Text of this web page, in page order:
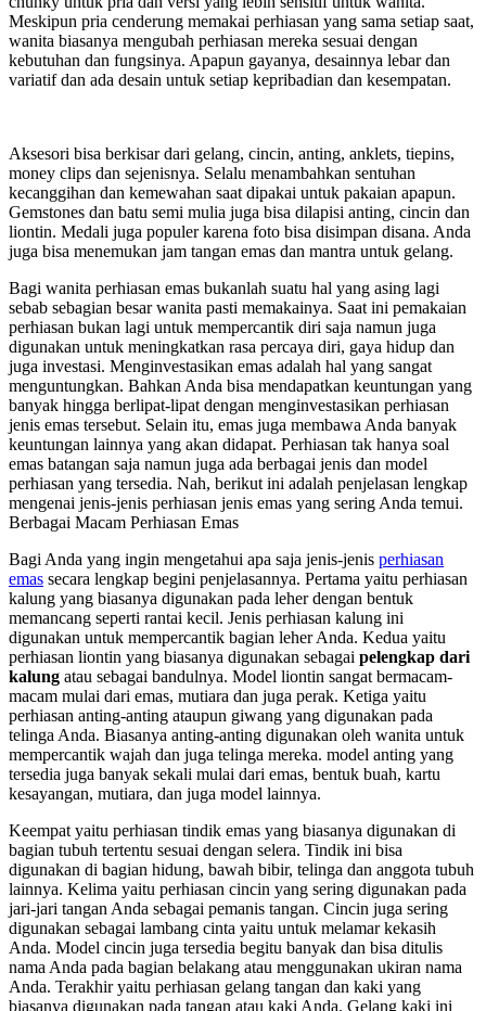
Meskipun pria cenderung memakai perhiasan yang sama setiap saat,
wanita biasanya mengubah perhiasan mereka sesuai dengan
kebutuhan dan fungsinya. Apapun gayanya, desainnya lebar dan
variatif dan ada desain untuk setiap kepribadian dan kesempatan.
Aksesori bisa berkisar dari gelang, cincin, anting, anklets, tiepins,
money clips dan sejenisnya. Selalu menambahkan sentuhan
kecanggihan dan kemewahan saat dipakai untuk pakaian apapun.
Gemstones dan batu semi mulia juga bisa dilapisi anting, cincin dan
liontin. Medali juga populer karena foto bisa disimpan disana. Anda
juga bisa menemukan jam tangan emas dan mantra untuk gelang.
Bagi wanita perhiasan emas bukanlah suatu hal yang asing lagi
sebab sebagian besar wanita pasti memakainya. Saat ini pemakaian
perhiasan bukan lagi untuk mempercantik diri saja namun juga
digunakan untuk meningkatkan rasa percaya diri, gaya hidup dan
juga investasi. Menginvestasikan emas adalah hal yang sangat
menguntungkan. Bahkan Anda bisa mendapatkan keuntungan yang
banyak hingga berlipat-lipat dengan menginvestasikan perhiasan
jenis emas tersebut. Selain itu, emas juga membawa Anda banyak
keuntungan lainnya yang akan didapat. Perhiasan tak hanya soal
emas batangan saja namun juga ada berbagai jenis dan model
perhiasan yang tersedia. Nah, berikut ini adalah penjelasan lengkap
mengenai jenis-jenis perhiasan jenis emas yang sering Anda temui.
Berbagai Macam Perhiasan Emas
Bagi Anda yang ingin mengetahui apa saja jenis-jenis perhiasan
emas secara lengkap begini penjelasannya. Pertama yaitu perhiasan
kalung yang biasanya digunakan pada leher dengan bentuk
memancang seperti rantai kecil. Jenis perhiasan kalung ini
digunakan untuk mempercantik bagian leher Anda. Kedua yaitu
perhiasan liontin yang biasanya digunakan sebagai pelengkap dari
kalung atau sebagai bandulnya. Model liontin sangat bermacam-
macam mulai dari emas, mutiara dan juga perak. Ketiga yaitu
perhiasan anting-anting ataupun giwang yang digunakan pada
telinga Anda. Biasanya anting-anting digunakan oleh wanita untuk
mempercantik wajah dan juga telinga mereka. model anting yang
tersedia juga banyak sekali mulai dari emas, bentuk buah, kartu
kesayangan, mutiara, dan juga model lainnya.
Keempat yaitu perhiasan tindik emas yang biasanya digunakan di
bagian tubuh tertentu sesuai dengan selera. Tindik ini bisa
digunakan di bagian hidung, bawah bibir, telinga dan anggota tubuh
lainnya. Kelima yaitu perhiasan cincin yang sering digunakan pada
jari-jari tangan Anda sebagai pemanis tangan. Cincin juga sering
digunakan sebagai lambang cinta yaitu untuk melamar kekasih
Anda. Model cincin juga tersedia begitu banyak dan bisa ditulis
nama Anda pada bagian belakang atau menggunakan ukiran nama
Anda. Terakhir yaitu perhiasan gelang tangan dan kaki yang
biasanya digunakan pada tangan atau kaki Anda. Gelang kaki ini